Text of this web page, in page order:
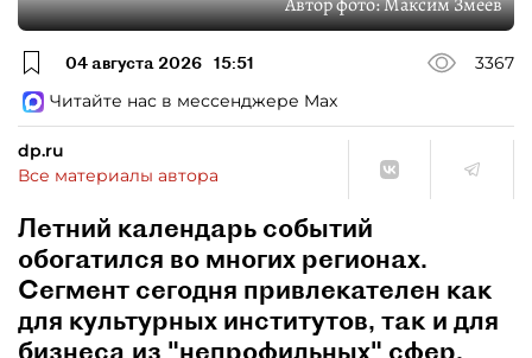
04 августа 2026 15:51
3367
Читайте нас в мессенджере Max
dp.ru
Все материалы автора
Летний календарь событий
обогатился во многих регионах.
Сегмент сегодня привлекателен как
для культурных институтов, так и для
бизнеса из "непрофильных" сфер.